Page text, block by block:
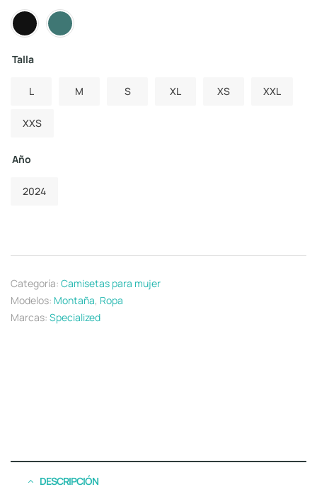
Talla
L M S XL XS XXL
XXS
Año
2024
Categoría: Camisetas para mujer
Modelos: Montaña, Ropa
Marcas: Specialized
DESCRIPCIÓN